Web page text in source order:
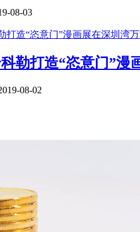
08-03
勒打造“恣意门”漫
08-02